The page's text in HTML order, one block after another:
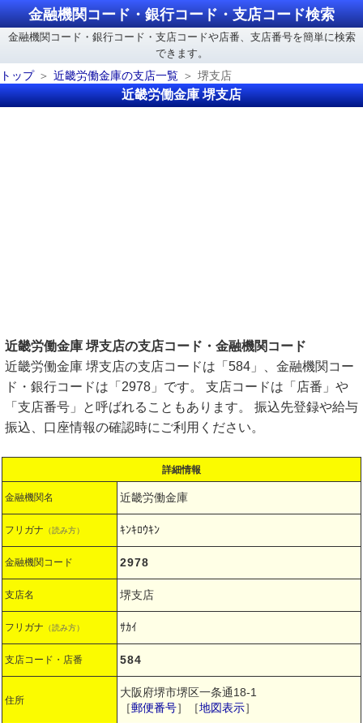
金融機関コード・銀行コード・支店コード検索
金融機関コード・銀行コード・支店コードや店番、支店番号を簡単に検索
できます。
トップ
近畿労働金庫の支店一覧 堺支店
近畿労働金庫 堺支店
近畿労働金庫 堺支店の支店コード・金融機関コード
近畿労働金庫 堺支店の支店コードは「584」、金融機関コー
ド・銀行コードは「2978」です。 支店コードは「店番」や
「支店番号」と呼ばれることもあります。 振込先登録や給与
振込、口座情報の確認時にご利用ください。
詳細情報
金融機関名 近畿労働金庫
フリガナ （読み方） ｷﾝｷﾛｳｷﾝ
金融機関コード 2978
支店名 堺支店
フリガナ （読み方） ｻｶｲ
支店コード・店番 584
住所
大阪府堺市堺区一条通18-1
［郵便番号］［地図表示］